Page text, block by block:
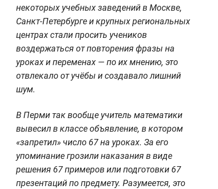
некоторых учебных заведений в Москве,
Санкт‑Петербурге и крупных региональных
центрах стали просить учеников
воздержаться от повторения фразы на
уроках и переменах — по их мнению, это
отвлекало от учёбы и создавало лишний
шум.
В Перми так вообще учитель математики
вывесил в классе объявление, в котором
«запретил» число 67 на уроках. За его
упоминание грозили наказания в виде
решения 67 примеров или подготовки 67
презентаций по предмету. Разумеется, это